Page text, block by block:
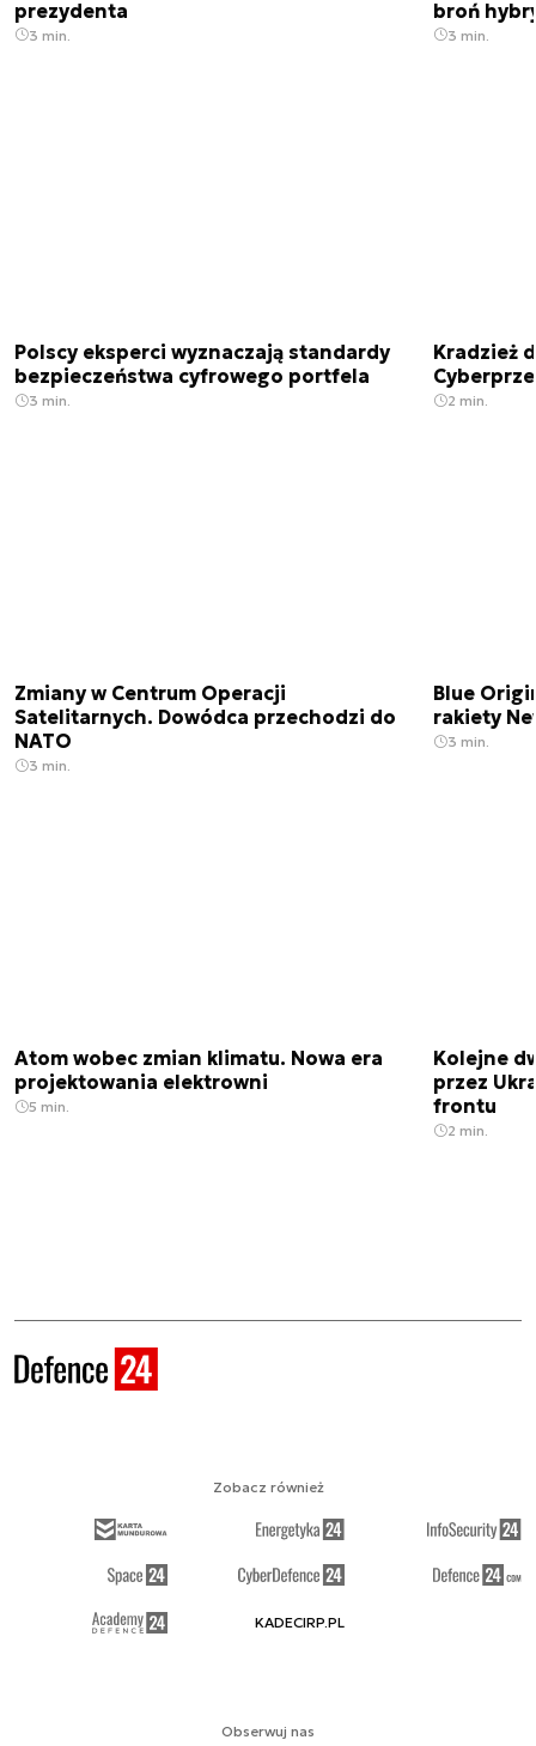
prezydenta
3 min.
broń
3 min.
Polscy eksperci wyznaczają standardy
bezpieczeństwa cyfrowego portfela
3 min.
Kradzież
2 min.
Zmiany w Centrum Operacji
Satelitarnych. Dowódca przechodzi do
NATO
3 min.
Blue
rakiety
3 min.
Atom wobec zmian klimatu. Nowa era
projektowania elektrowni
5 min.
Kolejne
przez
frontu
2 min.
Obserwuj nas
Zobacz również
KADECIRP.PL